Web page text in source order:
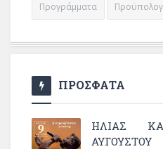
Προγράμματα
ΠΡΟΣΦΑΤΑ
ΗΛΙΑΣ
ΑΥΓΟΥΣΤΟΥ